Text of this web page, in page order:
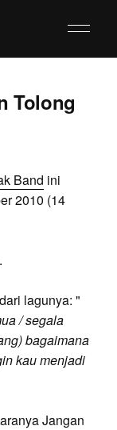
Tolong
Band ini
2010 (14
lagunya: "
/ segala
bagaimana
kau menjadi
Jangan